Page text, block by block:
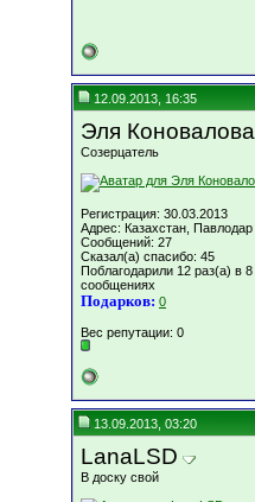
12.09.2013, 16:35
Эля Коновалова
Созерцатель
Регистрация: 30.03.2013
Адрес: Казахстан, Павлодар
Сообщений: 27
Сказал(а) спасибо: 45
Поблагодарили 12 раз(а) в 8
сообщениях
Подарков: 0
Вес репутации: 0
13.09.2013, 03:20
LanaLSD
В доску свой